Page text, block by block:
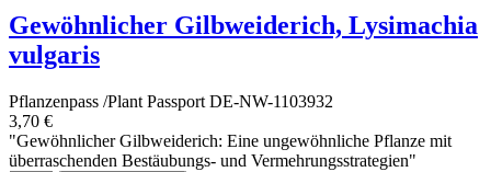
Gewöhnlicher Gilbweiderich, Lysimachia
vulgaris
Pflanzenpass /Plant Passport DE-NW-1103932
3,70 €
"Gewöhnlicher Gilbweiderich: Eine ungewöhnliche Pflanze mit
überraschenden Bestäubungs- und Vermehrungsstrategien"